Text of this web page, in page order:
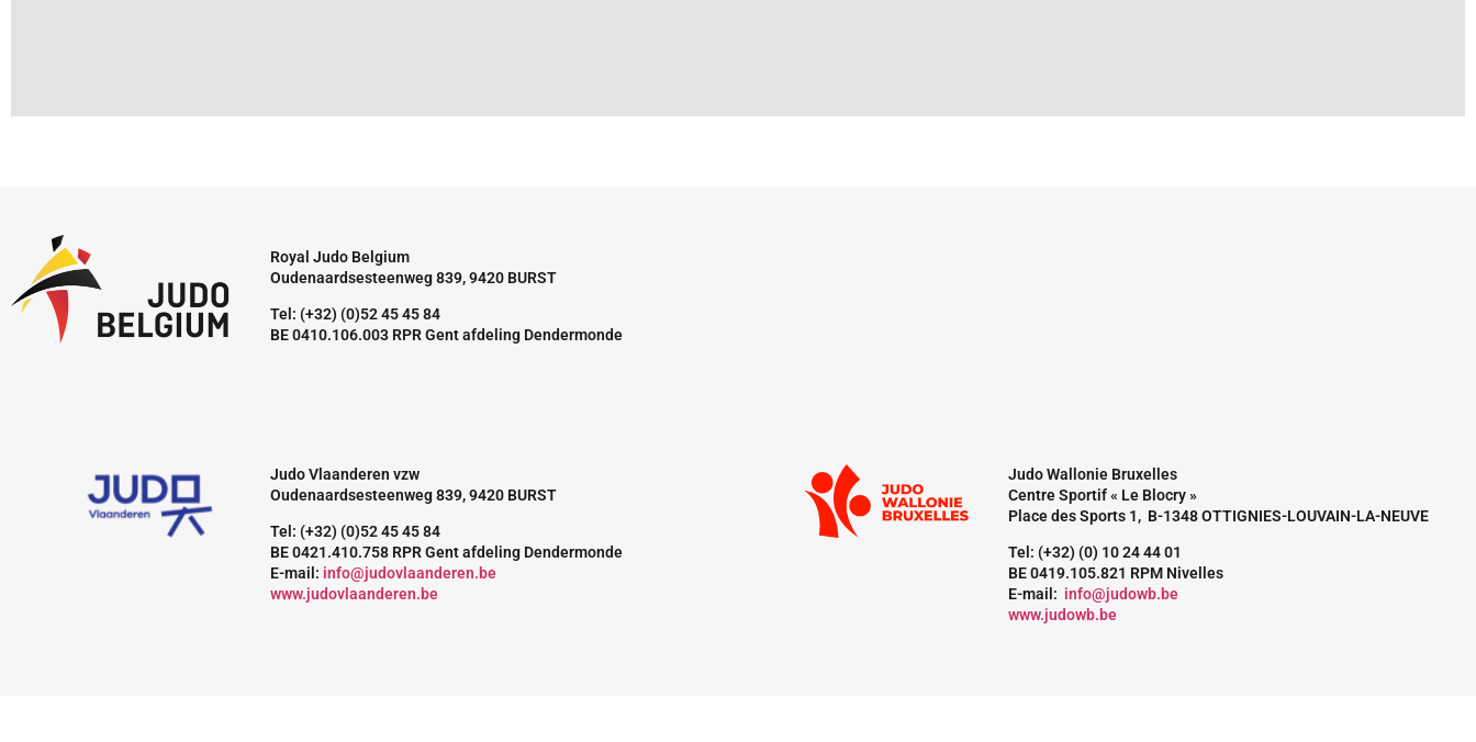
Royal Judo Belgium
Oudenaardsesteenweg 839, 9420 BURST
Tel: (+32) (0)52 45 45 84
BE 0410.106.003 RPR Gent afdeling Dendermonde
Judo Vlaanderen vzw
Oudenaardsesteenweg 839, 9420 BURST
Tel: (+32) (0)52 45 45 84
BE 0421.410.758 RPR Gent afdeling Dendermonde
E-mail: info@judovlaanderen.be
www.judovlaanderen.be
Judo Wallonie Bruxelles
Centre Sportif « Le Blocry »
Place des Sports 1, B-1348 OTTIGNIES-LOUVAIN-LA-NEUVE
Tel: (+32) (0) 10 24 44 01
BE 0419.105.821 RPM Nivelles
E-mail: info@judowb.be
www.judowb.be